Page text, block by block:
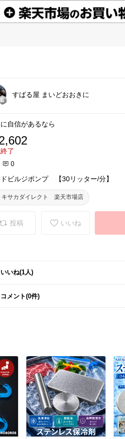
すばる屋 まいどおおきに
自信があるなら
了
0
ビルジポンプ 【30リッター/分】
キサカダイレクト 楽天市場店
投稿 いいね
いいね(1人)
コメント(0件)